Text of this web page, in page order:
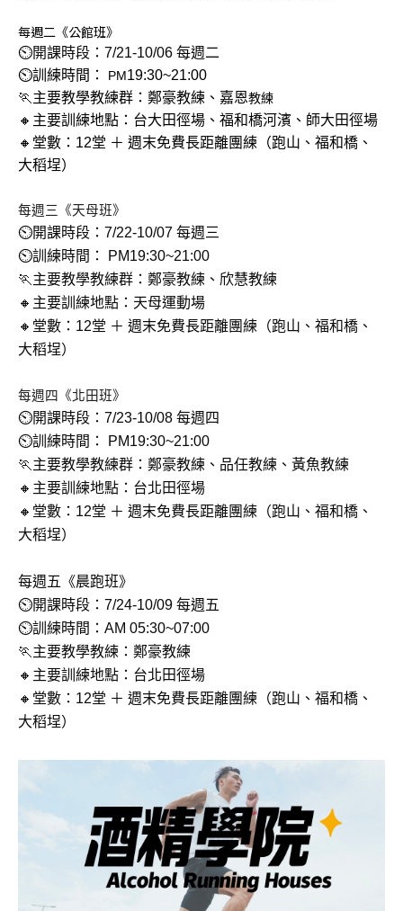
每週二《公館班》
⏲開課時段：7/21-10/06 每週二
⏲訓練時間：
PM19:30~21:00
🏃主要教學教練群：鄭豪教練、嘉恩教練
🔸主要訓練地點：台大田徑場、福和橋河濱、師大田徑場
🔸堂數：12堂 ＋ 週末免費長距離團練（跑山、福和橋、
大稻埕）
每週三《天母班》
⏲開課時段： 7/22-10/07 每週三
⏲訓練時間 ： PM19:30~21:00
🏃主要教學教練群：鄭豪教練、欣慧教練
🔸主要訓練地點：天母運動場
🔸堂數：12堂 ＋ 週末免費長距離團練（跑山、福和橋、
大稻埕）
每週四《北田班》
⏲開課時段： 7/23-10/08 每週四
⏲訓練時間 ： PM19:30~21:00
🏃主要教學教練群：鄭豪教練、品任教練、黃魚教練
🔸主要訓練地點：台北田徑場
🔸堂數：12堂 ＋ 週末免費長距離團練（跑山、福和橋、
大稻埕）
每週五《晨跑班》
⏲開課時段： 7/24-10/09 每週五
⏲訓練時間：AM 05:30~07:00
🏃主要教學教練：鄭豪教練
🔸主要訓練地點：台北田徑場
🔸堂數： 12堂 ＋ 週末免費長距離團練（跑山、福和橋、
大稻埕）